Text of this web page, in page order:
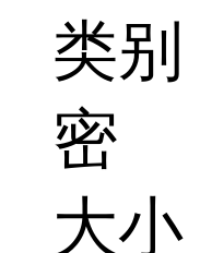
类
密
大小